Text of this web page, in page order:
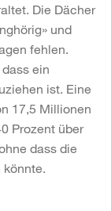
Die Dächer
und
fehlen.
ein
ist. Eine
17,5 Millionen
Prozent über
dass die